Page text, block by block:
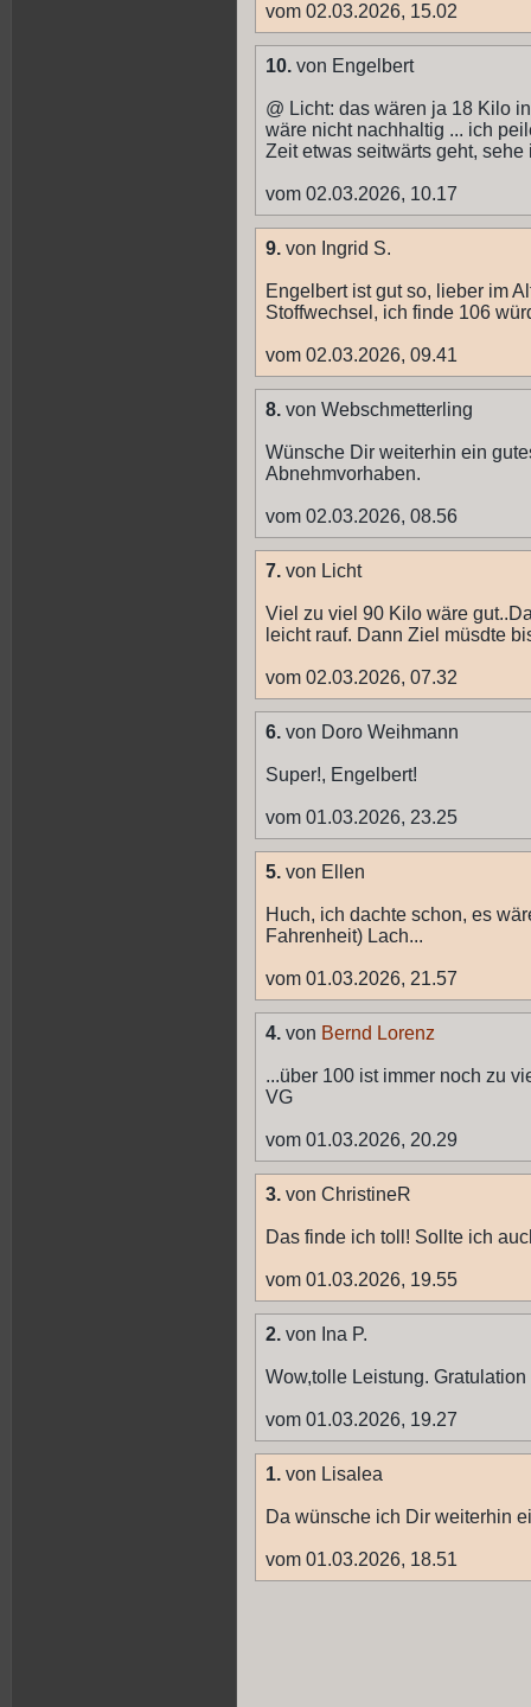
vom 02.03.2026, 15.02
10. von Engelbert
@ Licht: das wären ja 18 Kilo
wäre nicht nachhaltig ... ich
Zeit etwas seitwärts geht, sehe
vom 02.03.2026, 10.17
9. von Ingrid S.
Engelbert ist gut so, lieber im
Stoffwechsel, ich finde 106
vom 02.03.2026, 09.41
8. von Webschmetterling
Wünsche Dir weiterhin ein
Abnehmvorhaben.
vom 02.03.2026, 08.56
7. von Licht
Viel zu viel 90 Kilo wäre
leicht rauf. Dann Ziel müsdte
vom 02.03.2026, 07.32
6. von Doro Weihmann
Super!, Engelbert!
vom 01.03.2026, 23.25
5. von Ellen
Huch, ich dachte schon, es
Fahrenheit) Lach...
vom 01.03.2026, 21.57
4. von Bernd Lorenz
...über 100 ist immer noch zu
VG
vom 01.03.2026, 20.29
3. von ChristineR
Das finde ich toll! Sollte ich
vom 01.03.2026, 19.55
2. von Ina P.
Wow,tolle Leistung. Gratulation
vom 01.03.2026, 19.27
1. von Lisalea
Da wünsche ich Dir weiterhin
vom 01.03.2026, 18.51